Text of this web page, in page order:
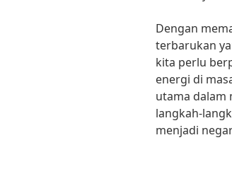
Dengan
terbarukan
kita perlu
energi di
utama dalam
langkah-
menjadi